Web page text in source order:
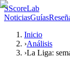
SScoreLab
NoticiasGuías
Inicio
›Análisis
›La Liga: